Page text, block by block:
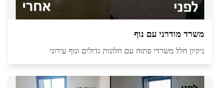
משרד מודרני עם נוף
ניקיון חלל משרדי פתוח עם חלונות גדולים ונוף עירוני